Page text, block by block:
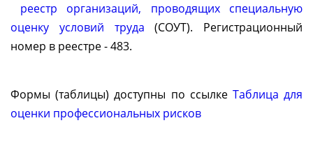
реестр организаций, проводящих специальную
оценку условий труда (СОУТ). Регистрационный
номер в реестре - 483.
Формы (таблицы) доступны по ссылке Таблица для
оценки профессиональных рисков